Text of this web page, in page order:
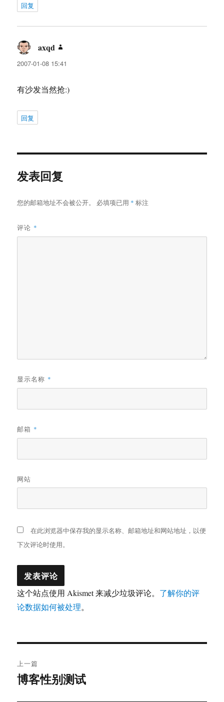
回复
axqd
道：
2007-01-08 15:41
有沙发当然抢:)
回复
发表回复
您的邮箱地址不会被公开。 必填项已用 * 标注
评论 *
显示名称 *
邮箱 *
网站
在此浏览器中保存我的显示名称、邮箱地址和网站地址，以便
下次评论时使用。
这个站点使用 Akismet 来减少垃圾评论。 了解你的评
论数据如何被处理。
章
上一篇
上
博客性别测试